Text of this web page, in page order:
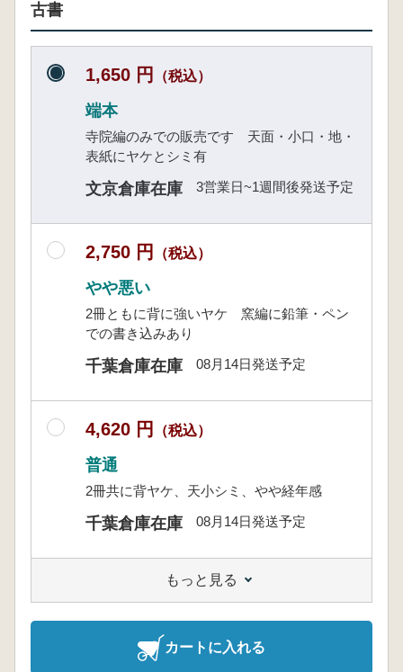
古書
1,650 円 （税込）
端本
寺院編のみでの販売です 天面・小口・地・
表紙にヤケとシミ有
文京倉庫在庫 3営業日~1週間後発送予定
2,750 円 （税込）
やや悪い
2冊ともに背に強いヤケ 窯編に鉛筆・ペン
での書き込みあり
千葉倉庫在庫 08月14日発送予定
4,620 円 （税込）
普通
2冊共に背ヤケ、天小シミ、やや経年感
千葉倉庫在庫 08月14日発送予定
もっと見る
カートに入れる